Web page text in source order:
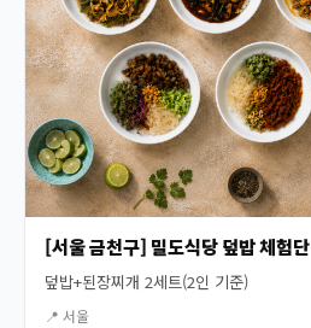
[서울 금천구] 밀도식당 덮밥 체험단
덮밥+된장찌개 2세트(2인 기준)
📍 서울